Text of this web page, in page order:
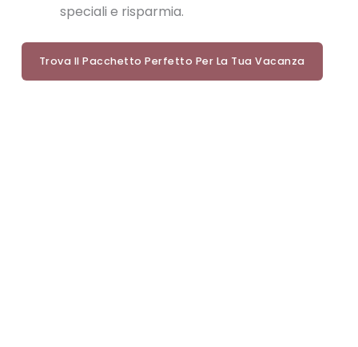
speciali e risparmia.
Trova Il Pacchetto Perfetto Per La Tua Vacanza